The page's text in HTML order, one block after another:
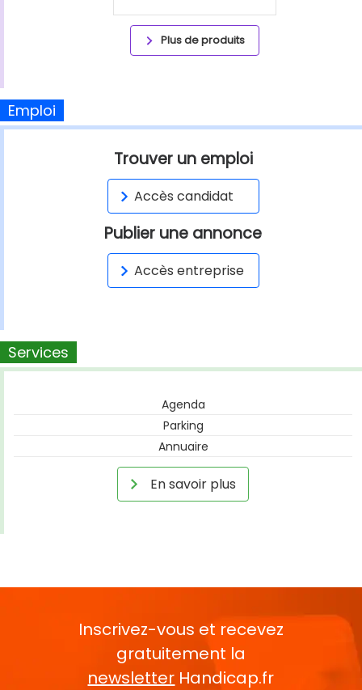
Plus de produits
Emploi
Trouver un emploi
Accès candidat
Publier une annonce
Accès entreprise
Services
Agenda
Parking
Annuaire
En savoir plus
Inscrivez-vous et recevez
gratuitement la
newsletter Handicap.fr